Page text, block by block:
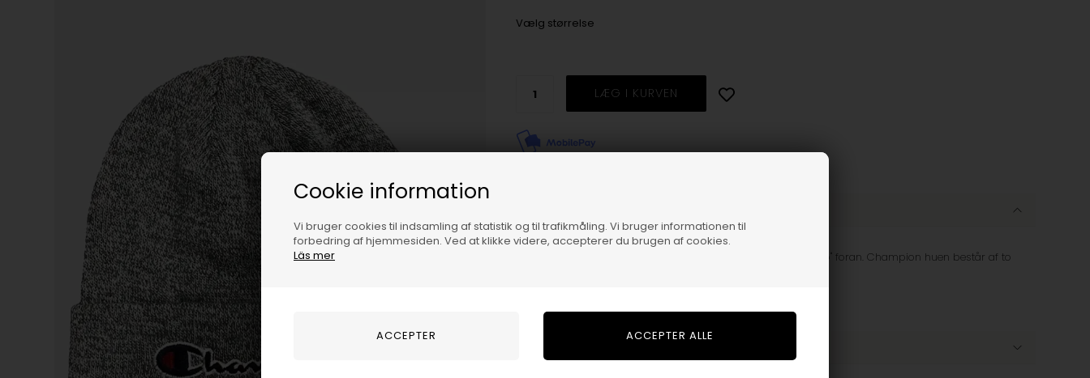
Cookie information
Vi bruger cookies til indsamling af statistik og til trafikmåling. Vi bruger informationen til
forbedring af hjemmesiden. Ved at klikke videre, accepterer du brugen af cookies.
Läs mer
Vælg størrelse
Cool hue fra Champion i grå med broderet "Champion logo" foran. Champion huen består af to